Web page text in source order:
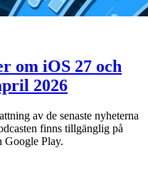
om iOS 27 och
2026
av de senaste nyheterna
finns tillgänglig på
Google Play.